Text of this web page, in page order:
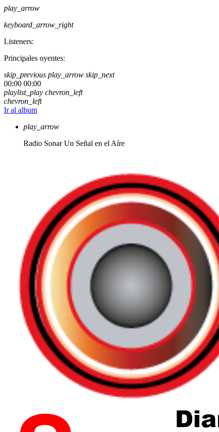
play_arrow
keyboard_arrow_right
Listeners:
Principales oyentes:
skip_previous play_arrow skip_next
00:00 00:00
playlist_play chevron_left
chevron_left
Ir al album
play_arrow
Radio Sonar Un Señal en el Aíre